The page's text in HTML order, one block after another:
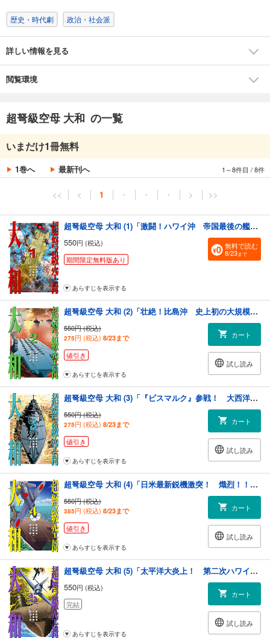
目次
第2章：マキシム・アタック
第3章：ヘルキャット
第4章：キャリア・ストライク
エピローグ：ア・ジェネシス
歴史・時代劇 政治・社会派
詳しい情報を見る
閲覧環境
超弩級空母 大和 の一覧
いまだけ1冊無料
1巻へ 最新刊へ 1～8件目 /8件
<< < 1 ・ ・ ・ > >>
超弩級空母 大和 (1)「激闘！ハワイ沖 帝国最後の艦隊決戦！！」
550円 (税込)
期間限定無料版あり
無料で読む
8/23まで
あらすじを表示する
超弩級空母 大和 (2)「壮絶！比島沖 史上初の大規模空母戦！！」
550円 (税込)
275円 (税込) 8/23まで
値引き
カート
試し読み
あらすじを表示する
超弩級空母 大和 (3)「『ビスマルク』参戦！ 大西洋大砲撃戦！！」
550円 (税込)
275円 (税込) 8/23まで
値引き
カート
試し読み
あらすじを表示する
超弩級空母 大和 (4)「日米最新鋭機激突！ 熾烈！！トラック沖海戦」
550円 (税込)
385円 (税込) 8/23まで
値引き
カート
試し読み
あらすじを表示する
超弩級空母 大和 (5)「太平洋大炎上！ 第二次ハワイ沖海戦勃発」
550円 (税込)
完結
カート
試し読み
あらすじを表示する